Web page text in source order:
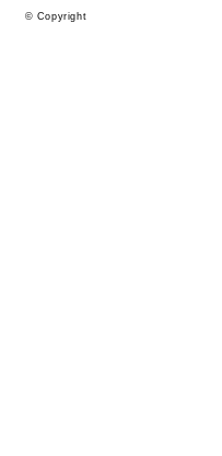
© Copyright